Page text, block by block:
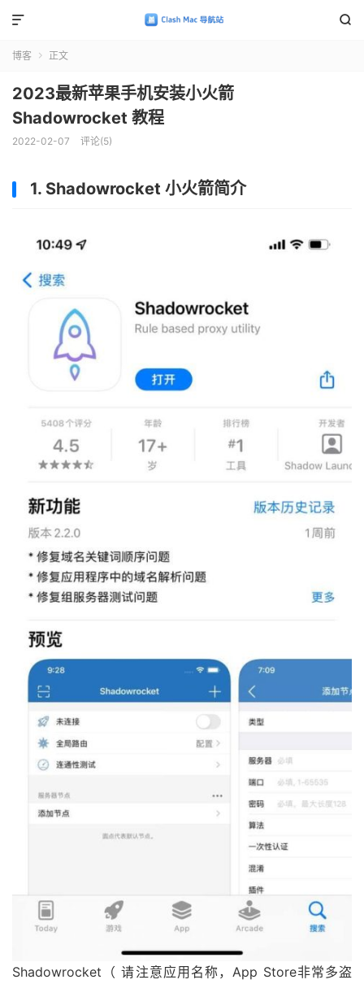


博客  正文
2023最新苹果手机安装小火箭
Shadowrocket 教程
2022-02-07 评论(5)
1. Shadowrocket 小火箭简介
Shadowrocket（ 请注意应用名称，App Store非常多盗